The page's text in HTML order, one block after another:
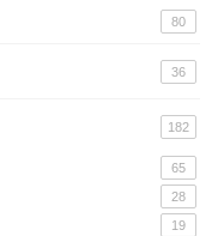
80
36
182
65
28
19